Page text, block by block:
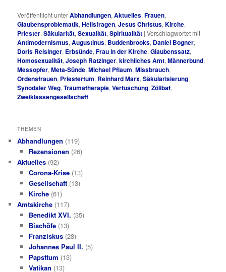
Veröffentlicht unterAbhandlungen,Aktuelles,Frauen,
Glaubensproblematik,Heilsfragen,Jesus Christus,Kirche,
Priester,Säkularität,Sexualität,Spiritualität |Verschlagwortet mit
Antimodernismus,Augustinus, Buddenbrooks, Daniel Bogner,
Doris Reisinger, Erbsünde,Frau in der Kirche,Glaubenssatz,
Homosexualität,Joseph Ratzinger,kirchliches Amt,Männerbund,
Messopfer,Meta-Sünde,Michael Pflaum,Missbrauch,
Ordensfrauen, Priestertum, Reinhard Marx,Säkularisierung,
Synodaler Weg,Traumatherapie,Vertuschung,Zölibat,
Zweiklassengesellschaft
THEMEN
Abhandlungen (119)
Rezensionen (26)
Aktuelles (92)
Corona-Krise(13)
Gesellschaft(13)
Kirche(61)
Amtskirche (117)
Benedikt XVI. (35)
Bischöfe(13)
Franziskus(28)
Johannes Paul II. (5)
Papsttum (13)
Vatikan (13)